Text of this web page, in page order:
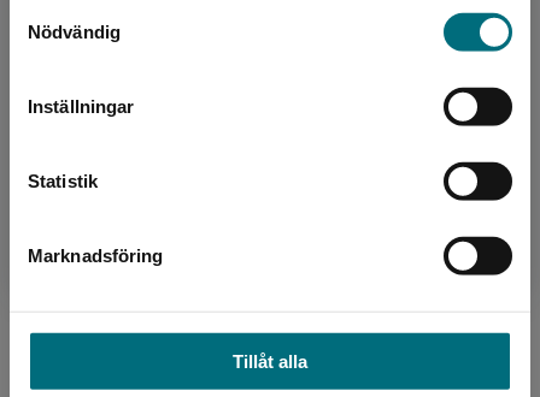
Nödvändig
Inställningar
Statistik
Marknadsföring
Tillåt alla
Sverige. För att kunna slutföra ett köp måste
dess gett ut över hundra barn- och
ungdomsböcker. Förutom att skriva böcker gör
Helena Bergendahl